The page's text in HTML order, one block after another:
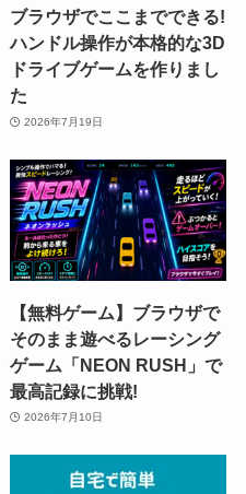
ブラウザでここまでできる!
ハンドル操作が本格的な3D
ドライブゲームを作りまし
た
2026年7月19日
【無料ゲーム】ブラウザで
そのまま遊べるレーシング
ゲーム「NEON RUSH」で
最高記録に挑戦!
2026年7月10日